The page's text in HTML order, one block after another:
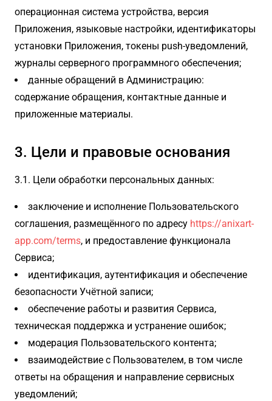
операционная система устройства, версия
Приложения, языковые настройки, идентификаторы
установки Приложения, токены push-уведомлений,
журналы серверного программного обеспечения;
данные обращений в Администрацию:
содержание обращения, контактные данные и
приложенные материалы.
3. Цели и правовые основания
3.1. Цели обработки персональных данных:
заключение и исполнение Пользовательского
соглашения, размещённого по адресу https://anixart-
app.com/terms, и предоставление функционала
Сервиса;
идентификация, аутентификация и обеспечение
безопасности Учётной записи;
обеспечение работы и развития Сервиса,
техническая поддержка и устранение ошибок;
модерация Пользовательского контента;
взаимодействие с Пользователем, в том числе
ответы на обращения и направление сервисных
уведомлений;